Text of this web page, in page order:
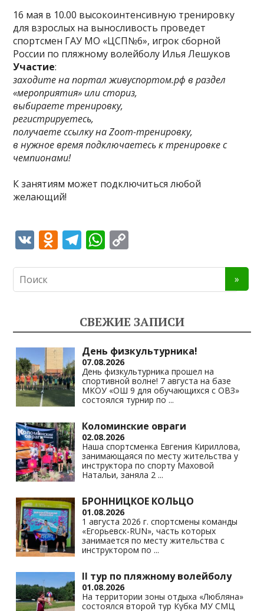
16 мая в 10.00 высокоинтенсивную тренировку
для взрослых на выносливость проведет
спортсмен ГАУ МО «ЦСП№6», игрок сборной
России по пляжному волейболу Илья Лешуков
Участие:
заходите на портал живуспортом.рф в раздел
«мероприятия» или сториз,
выбираете тренировку,
регистрируетесь,
получаете ссылку на Zoom-тренировку,
в нужное время подключаетесь к тренировке с
чемпионами!
К занятиям может подключиться любой
желающий!
V O
o
as
s
ni
ki
T
gr
a
m
W
s
A
p
p
y
Li
n
k
СВЕЖИЕ ЗАПИСИ
День физкультурника!
07.08.2026
День физкультурника прошел на
спортивной волне! 7 августа на базе
МКОУ «ОШ 9 для обучающихся с ОВЗ»
состоялся турнир по ...
Коломинские овраги
02.08.2026
Наша спортсменка Евгения Кириллова,
занимающаяся по месту жительства у
инструктора по спорту Маховой
Натальи, заняла 2 ...
БРОННИЦКОЕ КОЛЬЦО
01.08.2026
1 августа 2026 г. спортсмены команды
«Егорьевск-RUN», часть которых
занимается по месту жительства с
инструктором по ...
II тур по пляжному волейболу
01.08.2026
На территории зоны отдыха «Любляна»
состоялся второй тур Кубка МУ СМЦ